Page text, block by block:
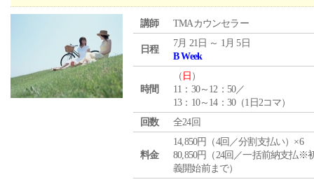
講師 TMAカウンセラー
日程
7月 21日 ～ 1月 5日
B Week
時間
（ 日 ）
11：30～12：50／
13：10～14：30（1日2コマ）
回数
全24回
料金
14,850円（4回／分割支払い）×6
80,850円（24回／一括前納支払※
義開始前まで）